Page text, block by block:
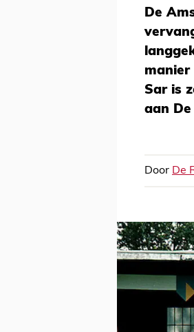
De
manier
Sar is
aan De
Door De